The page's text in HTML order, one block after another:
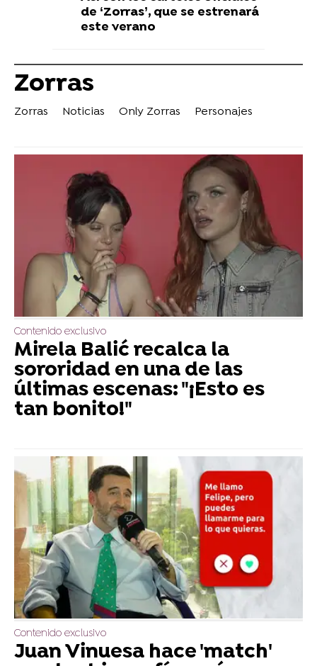
de ‘Zorras’, que se estrenará
este verano
Zorras
Zorras Noticias Only Zorras Personajes
Contenido exclusivo
Mirela Balić recalca la
sororidad en una de las
últimas escenas: "¡Esto es
tan bonito!"
Contenido exclusivo
Juan Vinuesa hace 'match'